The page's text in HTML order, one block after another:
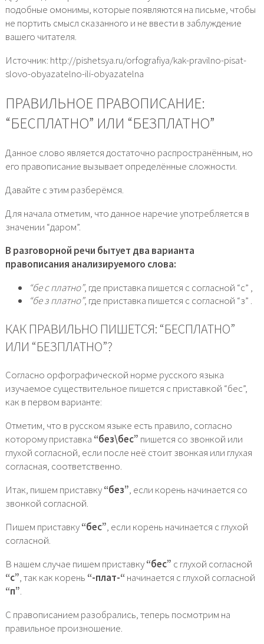
подобные омонимы, которые появляются на письме, чтобы
не портить смысл сказанного и не ввести в заблуждение
вашего читателя.
Источник: http://pishetsya.ru/orfografiya/kak-pravilno-pisat-
slovo-obyazatelno-ili-obyazatelna
ПРАВИЛЬНОЕ ПРАВОПИСАНИЕ:
“БЕСПЛАТНО” ИЛИ “БЕЗПЛАТНО”
Данное слово является достаточно распространённым, но
его правописание вызывает определённые сложности.
Давайте с этим разберёмся.
Для начала отметим, что данное наречие употребляется в
значении “даром”.
В разговорной речи бытует два варианта
правописания анализируемого слова:
“бе с платно”, где приставка пишется с согласной “с” ,
“бе з платно”, где приставка пишется с согласной “з” .
КАК ПРАВИЛЬНО ПИШЕТСЯ: “БЕСПЛАТНО”
ИЛИ “БЕЗПЛАТНО”?
Согласно орфографической норме русского языка
изучаемое существительное пишется с приставкой “бес”,
как в первом варианте:
Отметим, что в русском языке есть правило, согласно
которому приставка “без\бес” пишется со звонкой или
глухой согласной, если после неё стоит звонкая или глухая
согласная, соответственно.
Итак, пишем приставку“без”, если корень начинается со
звонкой согласной.
Пишем приставку“бес”, если корень начинается с глухой
согласной.
В нашем случае пишем приставку“бес” с глухой согласной
“с”, так как корень “-плат-“ начинается с глухой согласной
“п”.
С правописанием разобрались, теперь посмотрим на
правильное произношение.